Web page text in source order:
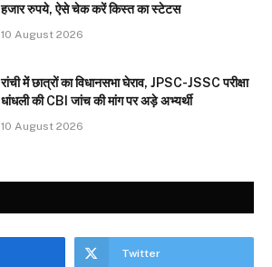
हजार रुपये, ऐसे चेक करें किस्त का स्टेटस
10 August 2026
रांची में छात्रों का विधानसभा घेराव, JPSC-JSSC परीक्षा
धांधली की CBI जांच की मांग पर अड़े अभ्यर्थी
10 August 2026
Twitter